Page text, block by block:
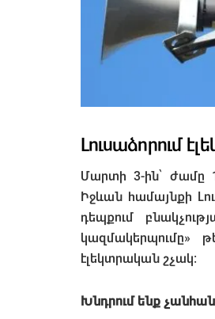
Լուսաձորում
Մարտի 3-ին՝ ժամը
Իջևան համայնքի
դեպքում
կազմակերպումը»
էլեկտրական շչակ։
Խնդրում ենք